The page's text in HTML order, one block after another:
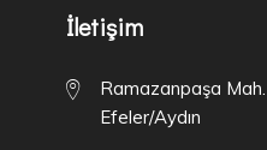
İletişim
Ramazanpaşa
Efeler/Aydın